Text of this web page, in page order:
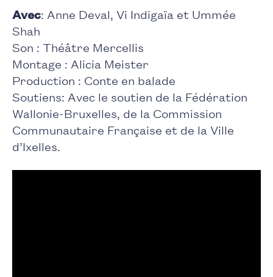
Avec: Anne Deval, Vi Indigaïa et Ummée
Shah
Son : Théâtre Mercellis
Montage : Alicia Meister
Production : Conte en balade
Soutiens: Avec le soutien de la Fédération
Wallonie-Bruxelles, de la Commission
Communautaire Française et de la Ville
d’Ixelles.